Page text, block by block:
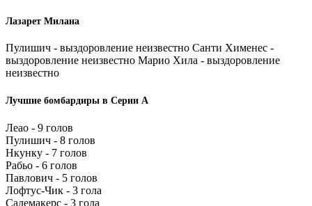
Лазарет Милана
Пулишич - выздоровление неизвестно Санти Хименес -
выздоровление неизвестно Марио Хила - выздоровление
неизвестно
Лучшие бомбардиры в Серии А
Леао - 9 голов
Пулишич - 8 голов
Нкунку - 7 голов
Рабьо - 6 голов
Павлович - 5 голов
Лофтус-Чик - 3 гола
Салемакерс - 3 гола